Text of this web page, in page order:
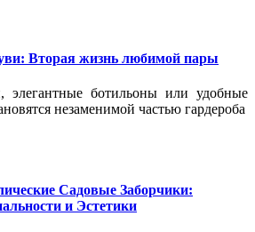
Вторая жизнь любимой пары
элегантные ботильоны или удобные
незаменимой частью гардероба
Садовые Заборчики:
и Эстетики